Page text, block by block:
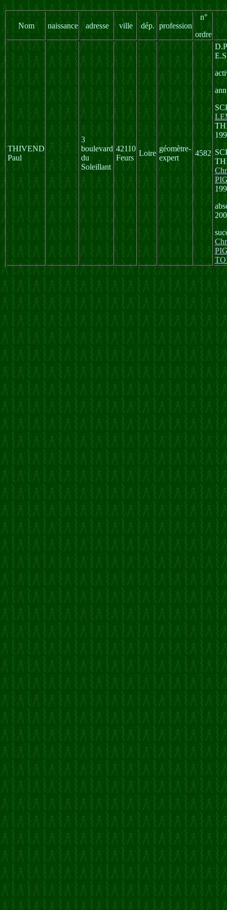
Nom naissance adresse ville dép. profession
n°
ordre
THIVEND
Paul
3
boulevard
du
Soleillant
42110
Feurs
Loire
géomètre-
expert
4582